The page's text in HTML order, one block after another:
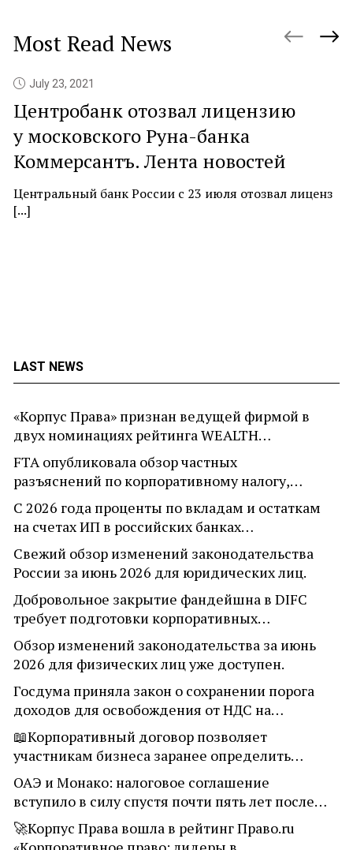
LAST NEWS
«Корпус Права» признан ведущей фирмой в
двух номинациях рейтинга WEALTH…
FTA опубликовала обзор частных
разъяснений по корпоративному налогу,…
С 2026 года проценты по вкладам и остаткам
на счетах ИП в российских банках…
Свежий обзор изменений законодательства
России за июнь 2026 для юридических лиц.
Добровольное закрытие фандейшна в DIFC
требует подготовки корпоративных…
Обзор изменений законодательства за июнь
2026 для физических лиц уже доступен.
Госдума приняла закон о сохранении порога
доходов для освобождения от НДС на…
📖Корпоративный договор позволяет
участникам бизнеса заранее определить…
ОАЭ и Монако: налоговое соглашение
вступило в силу спустя почти пять лет после…
🚀Корпус Права вошла в рейтинг Право.ru
Most Read News
July 23, 2021
Центробанк отозвал лицензию
у московского Руна-банка
Коммерсантъ. Лента новостей
Центральный банк России с 23 июля отозвал лиценз
[...]